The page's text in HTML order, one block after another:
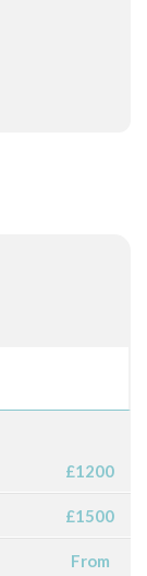
£1200
£1500
From